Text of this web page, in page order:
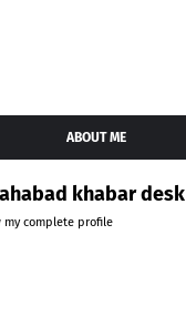
ABOUT ME
khabar desk
my complete profile